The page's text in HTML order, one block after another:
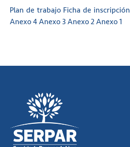
Plan de trabajo Ficha de inscripción
Anexo 4 Anexo 3 Anexo 2 Anexo 1